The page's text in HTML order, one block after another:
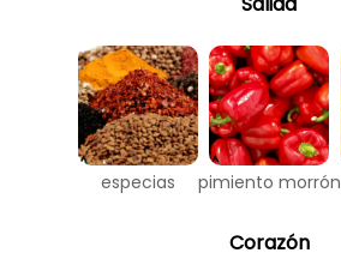
especias pimiento morrón
Corazón